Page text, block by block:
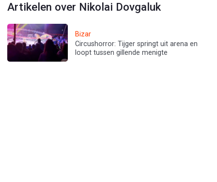
Artikelen over Nikolai Dovgaluk
Bizar
Circushorror: Tijger springt uit arena en
loopt tussen gillende menigte